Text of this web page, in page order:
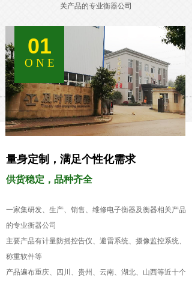
O N E
01
量身定制，满足个性化需求
供货稳定，品种齐全
一家集研发、生产、销售、维修电子衡器及衡器相关产品
的专业衡器公司
主要产品有计量防摇控告仪、避雷系统、摄像监控系统、
称重软件等
产品遍布重庆、四川、贵州、云南、湖北、山西等近十个
关产品的专业衡器公司